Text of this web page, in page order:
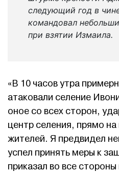
следующий год в
командовал
при взятии Измаила.
«В 10 часов утра
атаковали селение
оное со всех сторон,
центр селения, прямо
жителей. Я предвидел
успел принять меры к
приказал во все